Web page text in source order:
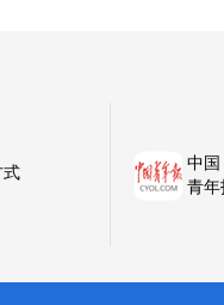
式
中国
青年